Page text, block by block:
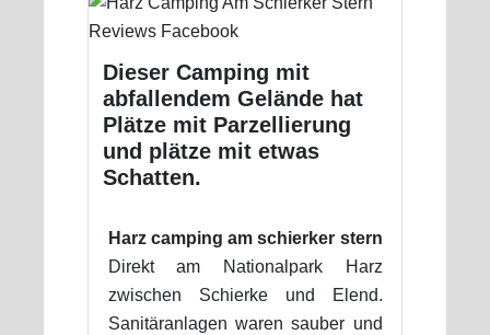
Dieser Camping mit
abfallendem Gelände hat
Plätze mit Parzellierung
und plätze mit etwas
Schatten.
Harz camping am schierker stern
Direkt am Nationalpark Harz
zwischen Schierke und Elend.
Sanitäranlagen waren sauber und